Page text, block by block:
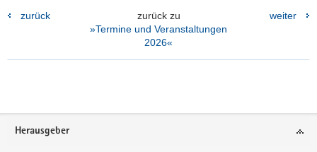
SMJusDEG
zurück
zurück zu
»Termine und Veranstaltungen
2026«
weiter
Footer-
Herausgeber